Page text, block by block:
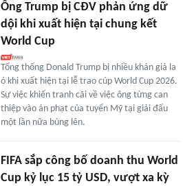
Ông Trump bị CĐV phản ứng dữ
dội khi xuất hiện tại chung kết
World Cup
Tổng thống Donald Trump bị nhiều khán giả la
ó khi xuất hiện tại lễ trao cúp World Cup 2026.
Sự việc khiến tranh cãi về việc ông từng can
thiệp vào án phạt của tuyển Mỹ tại giải đấu
một lần nữa bùng lên.
FIFA sắp công bố doanh thu World
Cup kỷ lục 15 tỷ USD, vượt xa kỳ